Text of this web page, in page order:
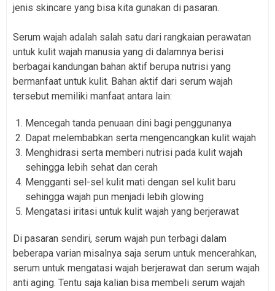
jenis skincare yang bisa kita gunakan di pasaran.
Serum wajah adalah salah satu dari rangkaian perawatan
untuk kulit wajah manusia yang di dalamnya berisi
berbagai kandungan bahan aktif berupa nutrisi yang
bermanfaat untuk kulit. Bahan aktif dari serum wajah
tersebut memiliki manfaat antara lain:
Mencegah tanda penuaan dini bagi penggunanya
Dapat melembabkan serta mengencangkan kulit wajah
Menghidrasi serta memberi nutrisi pada kulit wajah
sehingga lebih sehat dan cerah
Mengganti sel-sel kulit mati dengan sel kulit baru
sehingga wajah pun menjadi lebih glowing
Mengatasi iritasi untuk kulit wajah yang berjerawat
Di pasaran sendiri, serum wajah pun terbagi dalam
beberapa varian misalnya saja serum untuk mencerahkan,
serum untuk mengatasi wajah berjerawat dan serum wajah
anti aging. Tentu saja kalian bisa membeli serum wajah